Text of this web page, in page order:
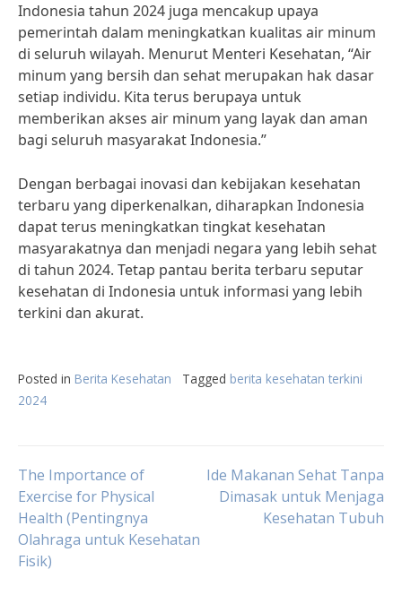
Indonesia tahun 2024 juga mencakup upaya
pemerintah dalam meningkatkan kualitas air minum
di seluruh wilayah. Menurut Menteri Kesehatan, “Air
minum yang bersih dan sehat merupakan hak dasar
setiap individu. Kita terus berupaya untuk
memberikan akses air minum yang layak dan aman
bagi seluruh masyarakat Indonesia.”
Dengan berbagai inovasi dan kebijakan kesehatan
terbaru yang diperkenalkan, diharapkan Indonesia
dapat terus meningkatkan tingkat kesehatan
masyarakatnya dan menjadi negara yang lebih sehat
di tahun 2024. Tetap pantau berita terbaru seputar
kesehatan di Indonesia untuk informasi yang lebih
terkini dan akurat.
Posted in Berita Kesehatan Tagged berita kesehatan terkini
2024
Post
navigation
The Importance of
Exercise for Physical
Health (Pentingnya
Olahraga untuk Kesehatan
Fisik)
Ide Makanan Sehat Tanpa
Dimasak untuk Menjaga
Kesehatan Tubuh